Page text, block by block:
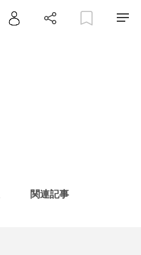
関連記事